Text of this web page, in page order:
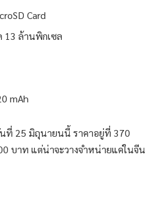
Card
13 ล้านพิกเซล
mAh
ที่ 25 มิถุนายนนี้ ราคาอยู่ที่ 370
บาท แต่น่าจะวางจำหน่ายแค่ในจีน